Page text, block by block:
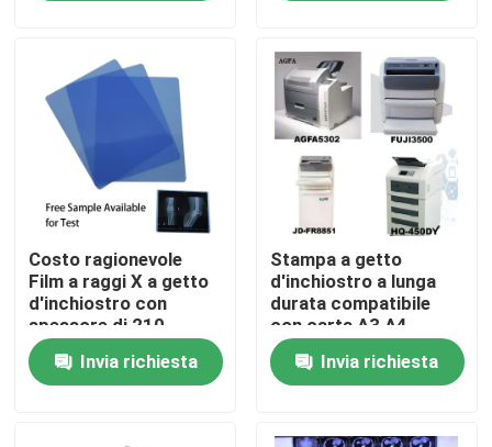
Fatory Tour
Controllo di qualità
Contattaci
notizie
Tutti i casi
radiografiche
stampa con un costo
Costo ragionevole
Film a raggi X a getto
d'inchiostro con
spessore di 210
micron Film blu Ideale
per radiografie
mediche e industriali
Invia richiesta
Stampa a getto
d'inchiostro a lunga
durata compatibile
con carta A3 A4
13X17 A3 Plus, che
offre una durata di
stampa superiore
Invia richiesta